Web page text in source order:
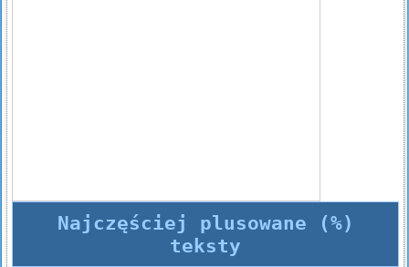
Najczęściej plusowane (%)
teksty